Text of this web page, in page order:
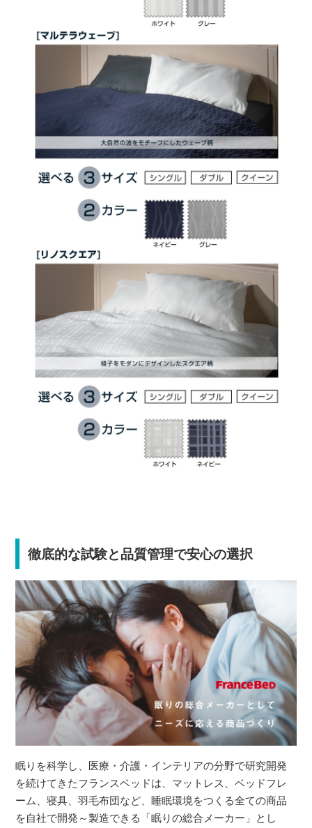
徹底的な試験と品質管理で安心の選択
眠りを科学し、医療・介護・インテリアの分野で研究開発
を続けてきたフランスベッドは、マットレス、ベッドフレ
ーム、寝具、羽毛布団など、睡眠環境をつくる全ての商品
を自社で開発～製造できる「眠りの総合メーカー」とし